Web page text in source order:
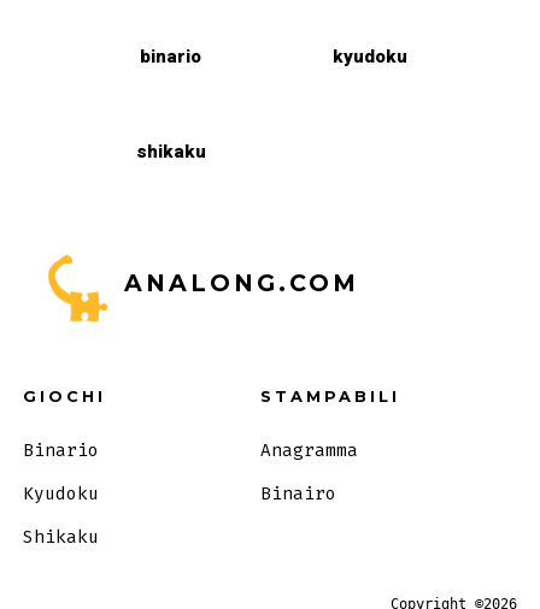
binario kyudoku
shikaku
ANALONG.COM
GIOCHI
Binario
Kyudoku
Shikaku
STAMPABILI
Anagramma
Binairo